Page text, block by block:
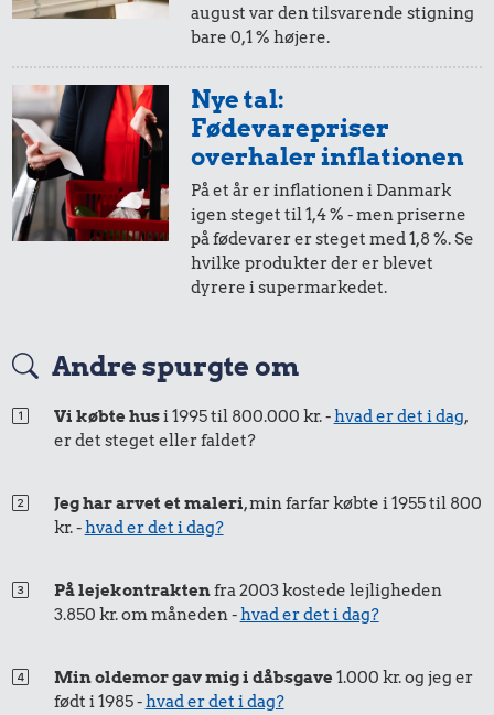
i 1993 i 1994
1,-
i 1993 i 1994
50 øre
i 1993
= 0,51,-
i 1994
i 1993
august var den tilsvarende stigning
bare 0,1 % højere.
Nye tal:
Fødevarepriser
overhaler inflationen
På et år er inflationen i Danmark
igen steget til 1,4 % - men priserne
på fødevarer er steget med 1,8 %. Se
hvilke produkter der er blevet
dyrere i supermarkedet.
Andre spurgte om
Vi købte husi 1995 til 800.000 kr. -hvad er det i dag,
er det steget eller faldet?
Jeg har arvet et maleri, min farfar købte i 1955 til 800
kr. -hvad er det i dag?
På lejekontraktenfra 2003 kostede lejligheden
3.850 kr. om måneden -hvad er det i dag?
Min oldemor gav mig i dåbsgave1.000 kr. og jeg er
født i 1985 -hvad er det i dag?